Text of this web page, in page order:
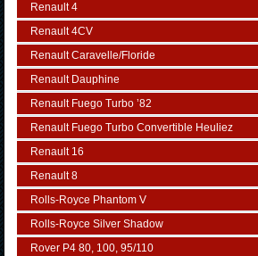
Renault 4
Renault 4CV
Renault Caravelle/Floride
Renault Dauphine
Renault Fuego Turbo ’82
Renault Fuego Turbo Convertible Heuliez
Renault 16
Renault 8
Rolls-Royce Phantom V
Rolls-Royce Silver Shadow
Rover P4 80, 100, 95/110